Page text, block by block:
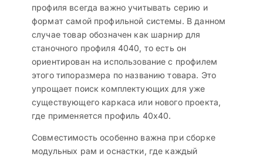
профиля всегда важно учитывать серию и
формат самой профильной системы. В данном
случае товар обозначен как шарнир для
станочного профиля 4040, то есть он
ориентирован на использование с профилем
этого типоразмера по названию товара. Это
упрощает поиск комплектующих для уже
существующего каркаса или нового проекта,
где применяется профиль 40х40.
Совместимость особенно важна при сборке
модульных рам и оснастки, где каждый